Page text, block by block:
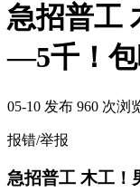
急招普工
—5千！
05-10 发布 960 次浏
报错/举报
急招普工 木工